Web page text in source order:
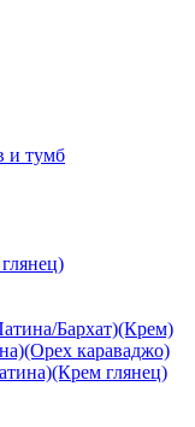
и тумб
Бархат)(Крем)
караваджо)
глянец)